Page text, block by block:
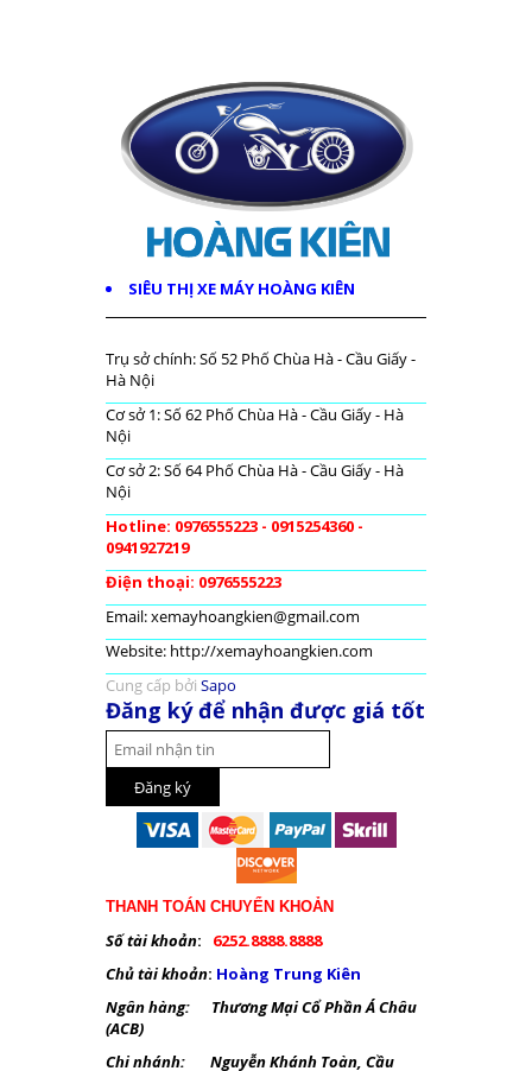
SIÊU THỊ XE MÁY HOÀNG KIÊN
Trụ sở chính: Số 52 Phố Chùa Hà - Cầu Giấy -
Hà Nội
Cơ sở 1: Số 62 Phố Chùa Hà - Cầu Giấy - Hà
Nội
Cơ sở 2: Số 64 Phố Chùa Hà - Cầu Giấy - Hà
Nội
Hotline: 0976555223 - 0915254360 -
0941927219
Điện thoại: 0976555223
Email: xemayhoangkien@gmail.com
Website: http://xemayhoangkien.com
Cung cấp bởi Sapo
Đăng ký để nhận được giá tốt
THANH TOÁN CHUYỂN KHOẢN
Số tài khoản:
6252.8888.8888
Chủ tài khoản: Hoàng Trung Kiên
Ngân hàng: Thương Mại Cổ Phần Á Châu
(ACB)
Chi nhánh: Nguyễn Khánh Toàn, Cầu